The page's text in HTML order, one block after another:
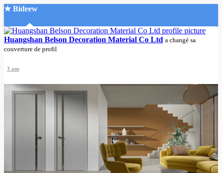
★ Bideew
Accueil
Recherche Avancée
Connexion
Créer un compte
Huangshan Belson Decoration Material Co Ltd a changé sa
couverture de profil
3 ans